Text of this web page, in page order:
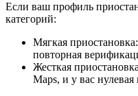
Если ваш профиль
категорий:
Мягкая
повторная
Жесткая
Maps, и у вас